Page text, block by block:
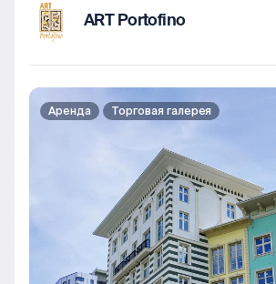
ART Portofino
Аренда Торговая галерея